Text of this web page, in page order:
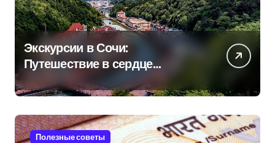
Экскурсии в Сочи:
Путешествие в сердце
Черноморского курорта
Полезные советы